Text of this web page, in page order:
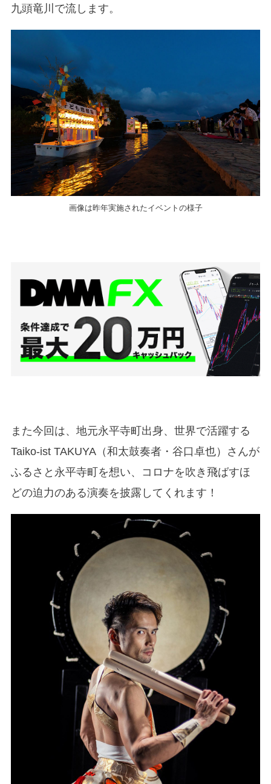
九頭⻯川で流します。
画像は昨年実施されたイベントの様子
また今回は、地元永平寺町出身、世界で活躍する
Taiko-ist TAKUYA（和太鼓奏者・谷口卓也）さんが
ふるさと永平寺町を想い、コロナを吹き飛ばすほ
どの迫力のある演奏を披露してくれます！